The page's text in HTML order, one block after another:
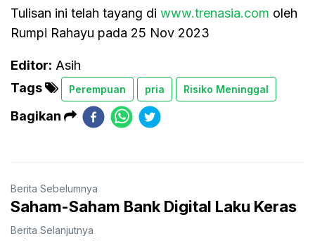
Tulisan ini telah tayang di www.trenasia.com oleh
Rumpi Rahayu pada 25 Nov 2023
Editor: Asih
Tags
Perempuan pria Risiko Meninggal
Bagikan
Berita Sebelumnya
Saham-Saham Bank Digital Laku Keras
Berita Selanjutnya